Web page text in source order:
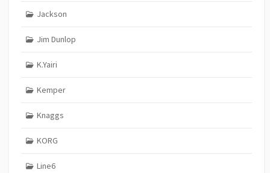
Jackson
Jim Dunlop
K.Yairi
Kemper
Knaggs
KORG
Line6